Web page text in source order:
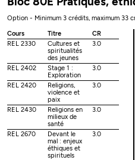
Option - Minimum 3 crédits, maximum 33
Cours
Titre
CR
REL 2330
Cultures et
spiritualités
des jeunes
3.0
REL 2402
Stage 1 :
Exploration
3.0
REL 2420
Religions,
violence et
paix
3.0
REL 2430
Religions en
milieux de
santé
3.0
REL 2670
Devant le
mal : enjeux
éthiques et
spirituels
3.0